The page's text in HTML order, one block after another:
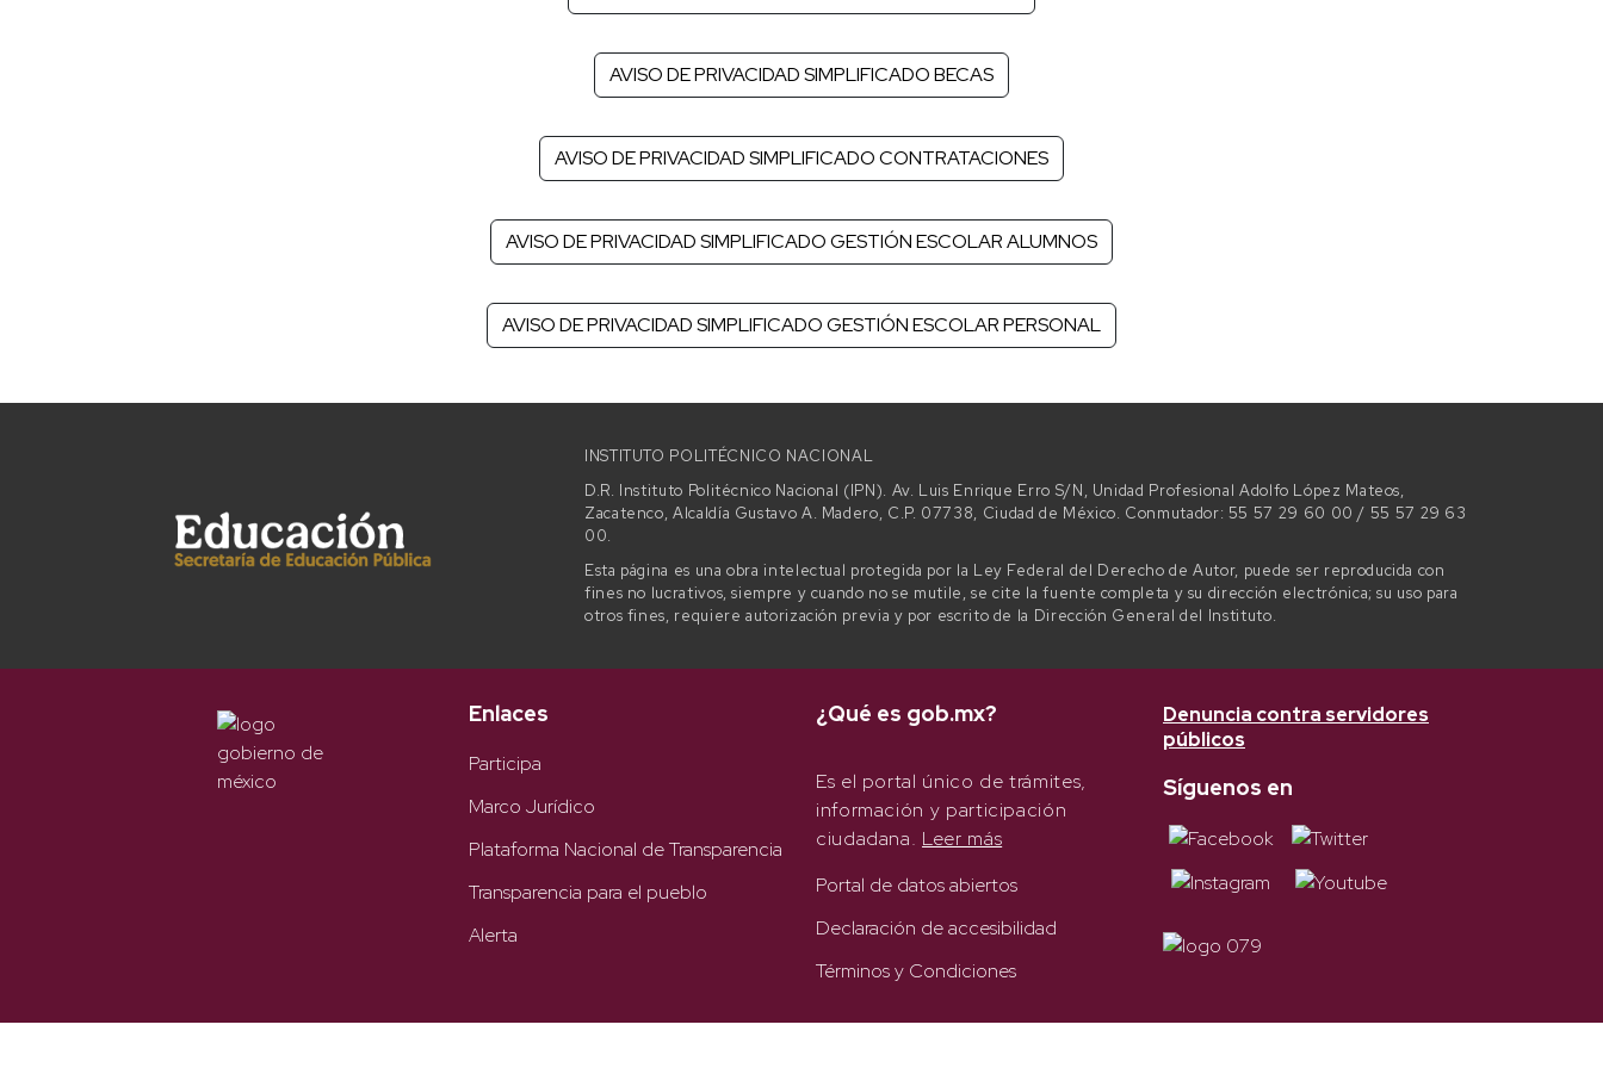
AVISO DE PRIVACIDAD SIMPLIFICADO BECAS
AVISO DE PRIVACIDAD SIMPLIFICADO CONTRATACIONES
AVISO DE PRIVACIDAD SIMPLIFICADO GESTIÓN ESCOLAR ALUMNOS
AVISO DE PRIVACIDAD SIMPLIFICADO GESTIÓN ESCOLAR PERSONAL
INSTITUTO POLITÉCNICO NACIONAL
D.R. Instituto Politécnico Nacional (IPN). Av. Luis Enrique Erro S/N, Unidad Profesional Adolfo López Mateos,
Zacatenco, Alcaldía Gustavo A. Madero, C.P. 07738, Ciudad de México. Conmutador: 55 57 29 60 00 / 55 57 29 63
00.
Esta página es una obra intelectual protegida por la Ley Federal del Derecho de Autor, puede ser reproducida con
fines no lucrativos, siempre y cuando no se mutile, se cite la fuente completa y su dirección electrónica; su uso para
otros fines, requiere autorización previa y por escrito de la Dirección General del Instituto.
Enlaces
Participa
Marco Jurídico
Plataforma Nacional de Transparencia
Transparencia para el pueblo
Alerta
¿Qué es gob.mx?
Es el portal único de trámites,
información y participación
ciudadana. Leer más
Portal de datos abiertos
Declaración de accesibilidad
Términos y Condiciones
Denuncia contra servidores
públicos
Síguenos en